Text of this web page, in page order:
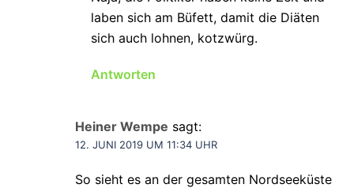
laben sich am Büfett, damit die Diäten
sich auch lohnen, kotzwürg.
Antworten
Heiner Wempe sagt:
12. JUNI 2019 UM 11:34 UHR
So sieht es an der gesamten Nordseeküste